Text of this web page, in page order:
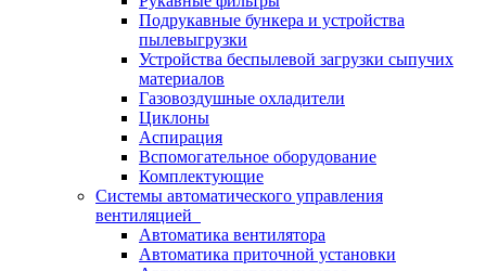
Подрукавные бункера и устройства
пылевыгрузки
Устройства беспылевой загрузки сыпучих
материалов
Газовоздушные охладители
Циклоны
Аспирация
Вспомогательное оборудование
Комплектующие
Системы автоматического управления
вентиляцией
Автоматика вентилятора
Автоматика приточной установки